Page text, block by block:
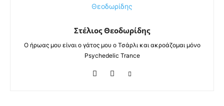
Στέλιος Θεοδωρίδης
Ο ήρωας μου είναι ο γάτος μου ο Τσάρλι και ακροάζομαι μόνο
Psychedelic Trance